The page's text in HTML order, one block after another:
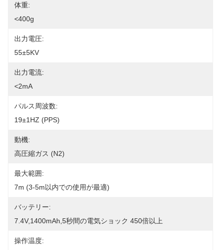
体重:
<400g
出力電圧:
55±5KV
出力電流:
<2mA
パルス周波数:
19±1HZ (PPS)
動機:
高圧縮ガス (N2)
最大範囲:
7m (3-5m以内での使用が最適)
バッテリー:
7.4V,1400mAh,5秒間の電気ショック 450倍以上
操作温度: